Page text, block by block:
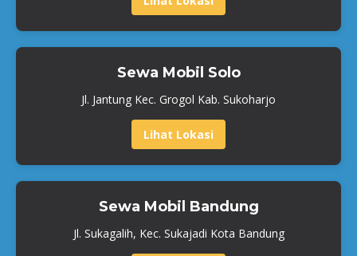
Sewa Mobil Solo
Jl. Jantung Kec. Grogol Kab. Sukoharjo
Lihat Lokasi
Sewa Mobil Bandung
Jl. Sukagalih, Kec. Sukajadi Kota Bandung